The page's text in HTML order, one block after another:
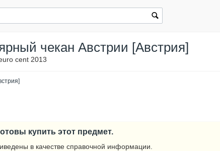
чекан Австрии [Австрия]
cent 2013
купить этот предмет.
в качестве справочной информации.